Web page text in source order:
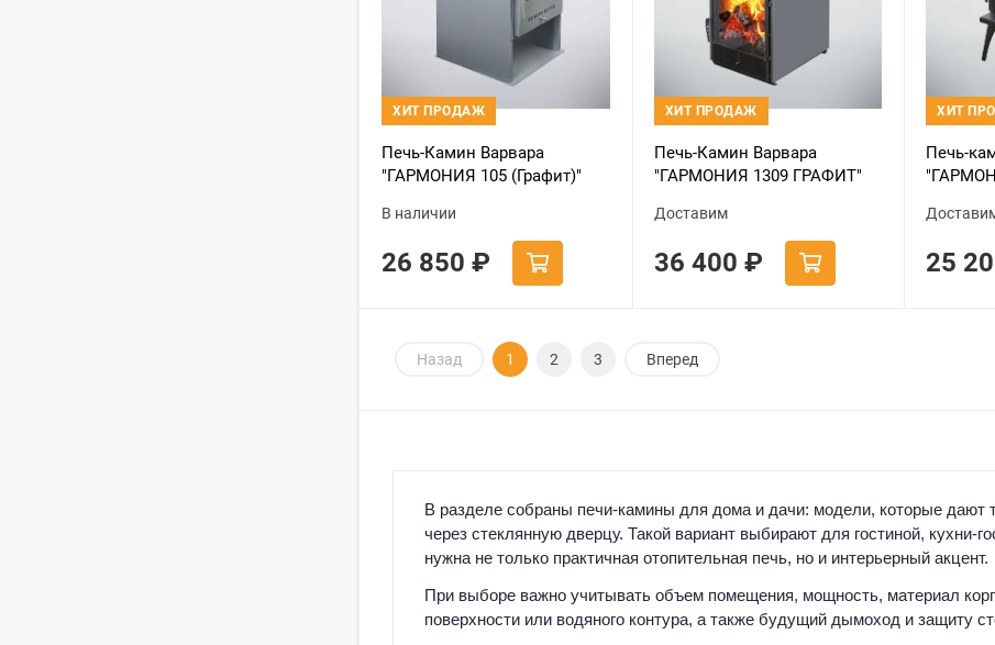
ХИТ ПРОДАЖ
Печь-Камин Варвара
"ГАРМОНИЯ 105 (Графит)"
В наличии
26 850 ₽
ХИТ ПРОДАЖ
Печь-Камин Варвара
"ГАРМОНИЯ 1309 ГРАФИТ"
Доставим
36 400 ₽
ХИТ
Печь-
25
Назад 1 2 3 Вперед
В разделе собраны печи-камины для дома и дачи: модели, которые дают
через стеклянную дверцу. Такой вариант выбирают для гостиной, кухни-
нужна не только практичная отопительная печь, но и интерьерный акцент.
При выборе важно учитывать объем помещения, мощность, материал
поверхности или водяного контура, а также будущий дымоход и защиту